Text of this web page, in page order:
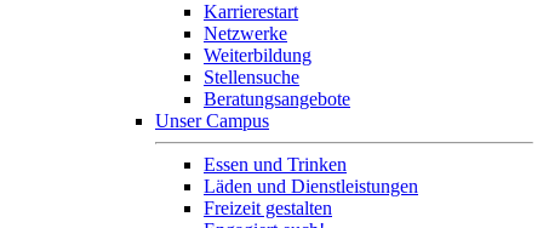
Karrierestart
Netzwerke
Weiterbildung
Stellensuche
Beratungsangebote
Unser Campus
Essen und Trinken
Läden und Dienstleistungen
Freizeit gestalten